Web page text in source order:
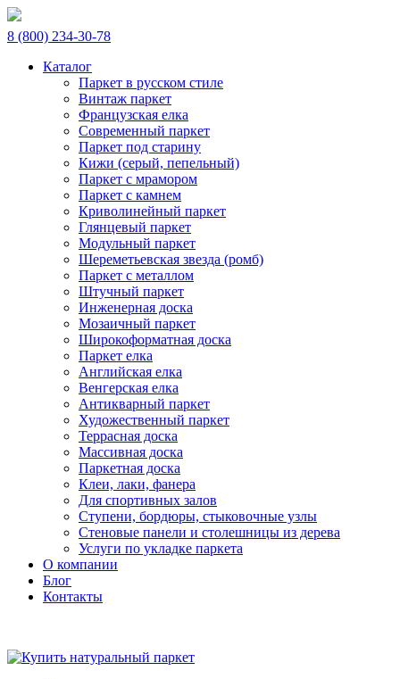
8 (800) 234-30-78
Каталог
Паркет в русском стиле
Винтаж паркет
Французская елка
Современный паркет
Паркет под старину
Кижи (серый, пепельный)
Паркет с мрамором
Паркет с камнем
Криволинейный паркет
Глянцевый паркет
Модульный паркет
Шереметьевская звезда (ромб)
Паркет с металлом
Штучный паркет
Инженерная доска
Мозаичный паркет
Широкоформатная доска
Паркет елка
Английская елка
Венгерская елка
Антикварный паркет
Художественный паркет
Террасная доска
Массивная доска
Паркетная доска
Клеи, лаки, фанера
Для спортивных залов
Ступени, бордюры, стыковочные узлы
Стеновые панели и столешницы из дерева
Услуги по укладке паркета
О компании
Блог
Контакты